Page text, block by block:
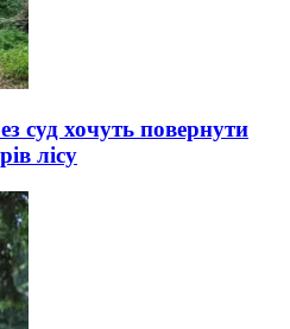
суд хочуть повернути
лісу